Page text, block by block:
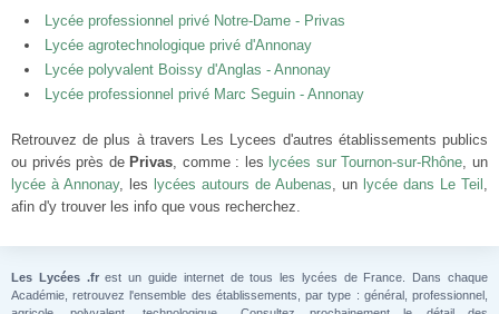
Lycée professionnel privé Notre-Dame - Privas
Lycée agrotechnologique privé d'Annonay
Lycée polyvalent Boissy d'Anglas - Annonay
Lycée professionnel privé Marc Seguin - Annonay
Retrouvez de plus à travers Les Lycees d'autres établissements publics
ou privés près de Privas, comme : les lycées sur Tournon-sur-Rhône, un
lycée à Annonay, les lycées autours de Aubenas, un lycée dans Le Teil ,
afin d'y trouver les info que vous recherchez.
Les Lycées .frest un guide internet de tous les lycées de France. Dans chaque
Académie, retrouvez l'ensemble des établissements, par type : général, professionnel,